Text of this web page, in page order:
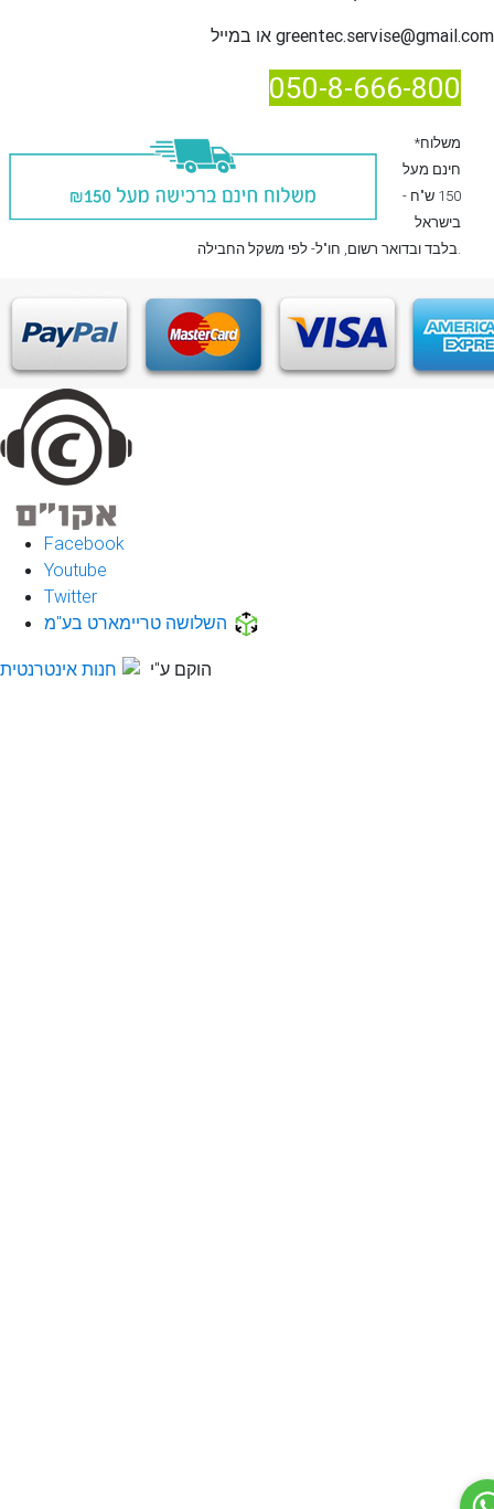
greentec.servise@gmail.com
050-8-666-800
*משלוח
חינם מעל
150 ש"ח -
בישראל
בלבדובדואר רשום , חו"ל- לפי משקל החבילה.
Facebook
Youtube
Twitter
השלושה טריימארט בע"מ
הוקם ע"י חנות אינטרנטית